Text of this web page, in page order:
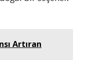
Artıran